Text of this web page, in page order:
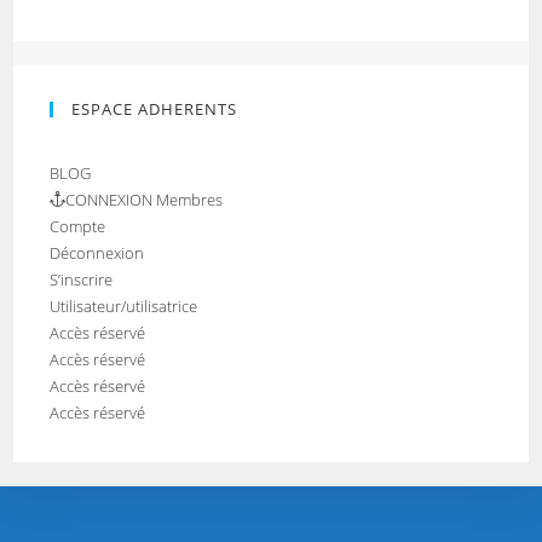
ESPACE ADHERENTS
BLOG
CONNEXION Membres
Compte
Déconnexion
S’inscrire
Utilisateur/utilisatrice
Accès réservé
Accès réservé
Accès réservé
Accès réservé